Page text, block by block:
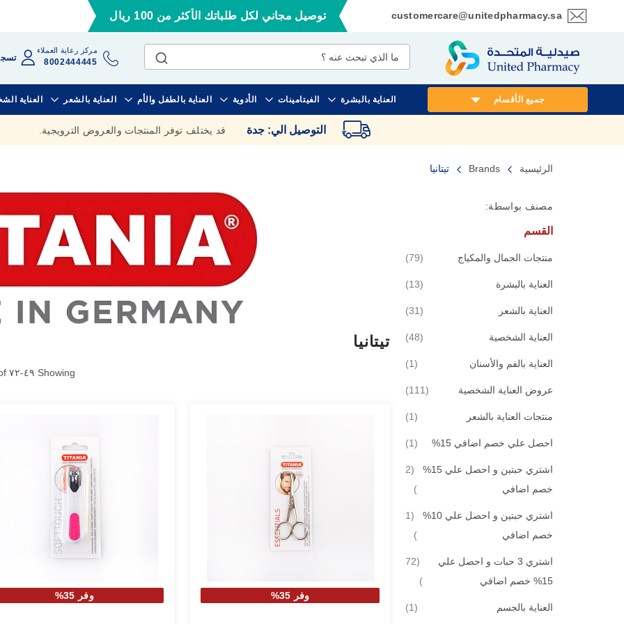
customercare@unitedpharmacy.sa
تخطي
المحتوى
توصيل مجاني لكل طلباتك الأكثر من 100 ريال
مركز رعاية العملاء
8002444445
العناية بالبشرة الفيتامينات الأدوية العناية بالطفل والأم العناية بالشعر العناية جميع الأقسام
التوصيل الي: جدة قد يختلف توفر المنتجات والعروض الترويجية.
الرئيسية Brands تيتانيا
تيتانيا
Showing ٤٩-٧٢
وفر 35% وفر 35%
مصنف بواسطة:
القسم
منتجات الجمال والمكياج 79قطع
العناية بالبشرة 13قطع
العناية بالشعر 31قطع
العناية الشخصية 48قطع
العناية بالفم والأسنان 1قطعة
عروض العناية الشخصية 111قطع
منتجات العناية بالشعر 1قطعة
احصل علي خصم اضافي 15% 1قطعة
اشتري حبتين و احصل علي 15%
خصم اضافي
2
قطع
اشتري حبتين و احصل علي 10%
خصم اضافي
1
قطعة
اشتري 3 حبات و احصل علي
15% خصم اضافي
72
قطع
العناية بالجسم 1قطعة